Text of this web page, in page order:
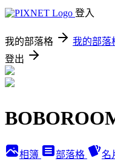
登入
我的部落格 我的部落
登出
相簿 部落格 名